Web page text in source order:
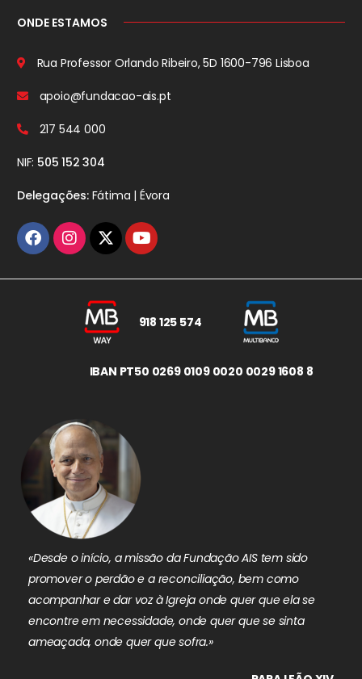
ONDE ESTAMOS
Rua Professor Orlando Ribeiro, 5D 1600-796 Lisboa
apoio@fundacao-ais.pt
217 544 000
NIF: 505 152 304
Delegações:Fátima | Évora
918 125 574
IBAN PT50 0269 0109 0020 0029 1608 8
«Desde o início, a missão da Fundação AIS tem sido
promover o perdão e a reconciliação, bem como
acompanhar e dar voz à Igreja onde quer que ela se
encontre em necessidade, onde quer que se sinta
ameaçada, onde quer que sofra.»